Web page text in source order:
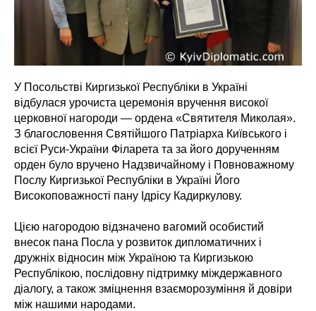
У Посольстві Киргизької Республіки в Україні
відбулася урочиста церемонія вручення високої
церковної нагороди — ордена «Святителя Миколая».
З благословення Святійшого Патріарха Київського і
всієї Руси-України Філарета та за його дорученням
орден було вручено Надзвичайному і Повноважному
Послу Киргизької Республіки в Україні Його
Високоповажності пану Ідрісу Кадиркулову.
Цією нагородою відзначено вагомий особистий
внесок пана Посла у розвиток дипломатичних і
дружніх відносин між Україною та Киргизькою
Республікою, послідовну підтримку міждержавного
діалогу, а також зміцнення взаєморозуміння й довіри
між нашими народами.